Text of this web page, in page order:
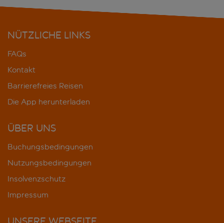
NÜTZLICHE LINKS
FAQs
Kontakt
Barrierefreies Reisen
Die App herunterladen
ÜBER UNS
Buchungsbedingungen
Nutzungsbedingungen
Insolvenzschutz
Impressum